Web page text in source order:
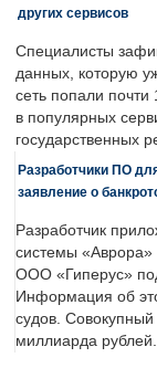
других сервисов
Специалисты
данных, которую
сеть попали почти
в популярных
государственных
Разработчики ПО
заявление о
Разработчик
системы
ООО «Гиперус»
Информация об
судов.
миллиарда рублей.